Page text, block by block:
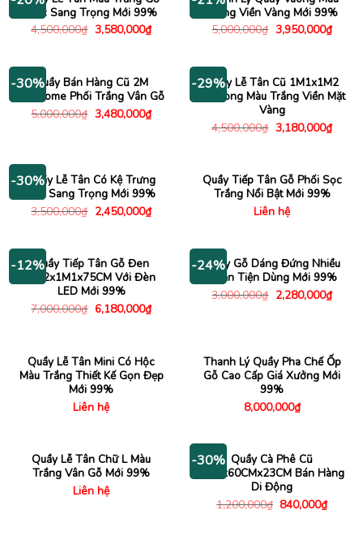
Mộc Sang Trọng Mới 99%
4,500,000₫ Giá
gốc
3,580,000₫Giá
hiện
3,580,000₫.
Trắng Viền Vàng Mới 99%
5,000,000₫ Giá
gốc
3,950,000₫Giá
hiện
-30%Quầy Bán Hàng Cũ 2M
Welcome Phối Trắng Vân Gỗ
5,000,000₫ Giá
gốc
3,480,000₫Giá
hiện
-29%
Quầy Lễ Tân Cũ 1M1x1M2
Bo Cong Màu Trắng Viền Mặt
Vàng
4,500,000₫ Giá
gốc
3,180,000₫Giá
hiện
-30%Quầy Lễ Tân Có Kệ Trưng
Bày Sang Trọng Mới 99%
3,500,000₫ Giá
gốc
2,450,000₫Giá
hiện
2,450,000₫.
Quầy Tiếp Tân Gỗ Phối Sọc
Trắng Nổi Bật Mới 99%
Liên hệ
-12%Quầy Tiếp Tân Gỗ Đen
2M2x1M1x75CM Với Đèn
LED Mới 99%
7,000,000₫ Giá
gốc
6,180,000₫Giá
hiện
-24%
Quầy Gỗ Dáng Đứng Nhiều
Ngăn Tiện Dùng Mới 99%
3,000,000₫ Giá
gốc
2,280,000₫Giá
hiện
Quầy Lễ Tân Mini Có Hộc
Màu Trắng Thiết Kế Gọn Đẹp
Mới 99%
Liên hệ
Thanh Lý Quầy Pha Chế Ốp
Gỗ Cao Cấp Giá Xưởng Mới
99%
8,000,000₫
Quầy Lễ Tân Chữ L Màu
Trắng Vân Gỗ Mới 99%
Liên hệ
-30% Quầy Cà Phê Cũ
1M8x60CMx23CM Bán Hàng
Di Động
1,200,000₫ Giá
840,000₫Giá
hiện